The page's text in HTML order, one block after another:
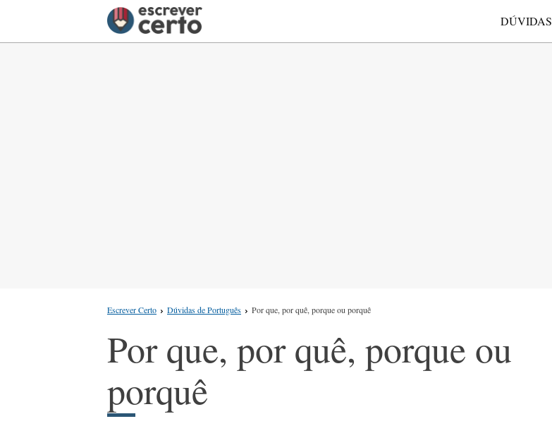
DÚVIDAS
Escrever Certo Dúvidas de Português Por que, por quê, porque ou porquê
Por que, por quê, porque ou
porquê